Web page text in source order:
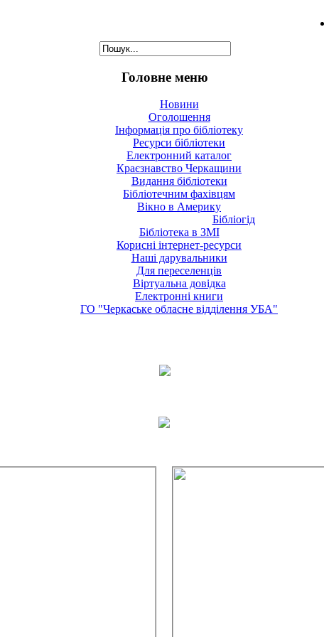
Головне меню
Новини
Оголошення
Інформація про бібліотеку
Ресурси бібліотеки
Електронний каталог
Краєзнавство Черкащини
Видання бібліотеки
Бібліотечним фахівцям
Вікно в Америку
Бібліогід
Бібліотека в ЗМІ
Корисні інтернет-ресурси
Наші дарувальники
Для переселенців
Віртуальна довідка
Електронні книги
ГО "Черкаське обласне відділення УБА"